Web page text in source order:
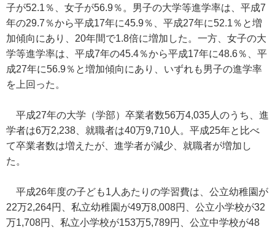
子が52.1％、女子が56.9％。男子の大学等進学率は、平成7
年の29.7％から平成17年に45.9％、平成27年に52.1％と増
加傾向にあり、20年間で1.8倍に増加した。一方、女子の大
学等進学率は、平成7年の45.4％から平成17年に48.6％、平
成27年に56.9％と増加傾向にあり、いずれも男子の進学率
を上回った。
平成27年の大学（学部）卒業者数56万4,035人のうち、進
学者は6万2,238、就職者は40万9,710人。平成25年と比べ
て卒業者数は増えたが、進学者が減少、就職者が増加し
た。
平成26年度の子ども1人あたりの学習費は、公立幼稚園が
22万2,264円、私立幼稚園が49万8,008円、公立小学校が32
万1,708円、私立小学校が153万5,789円、公立中学校が48